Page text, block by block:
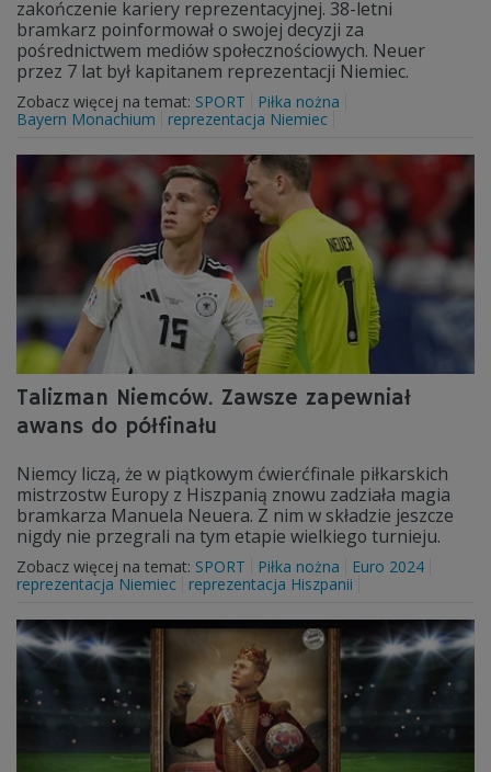
zakończenie kariery reprezentacyjnej. 38-letni
bramkarz poinformował o swojej decyzji za
pośrednictwem mediów społecznościowych. Neuer
przez 7 lat był kapitanem reprezentacji Niemiec.
Zobacz więcej na temat: SPORT
Piłka nożna
Bayern Monachium
reprezentacja Niemiec
Talizman Niemców. Zawsze zapewniał
awans do półfinału
Niemcy liczą, że w piątkowym ćwierćfinale piłkarskich
mistrzostw Europy z Hiszpanią znowu zadziała magia
bramkarza Manuela Neuera. Z nim w składzie jeszcze
nigdy nie przegrali na tym etapie wielkiego turnieju.
Zobacz więcej na temat: SPORT Piłka nożna
Euro 2024
reprezentacja Niemiec
reprezentacja Hiszpanii